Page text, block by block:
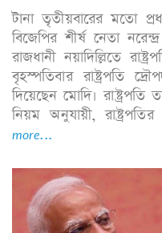
টানা তৃতীয়বারের মতো
বিজেপির শীর্ষ নেতা
রাজধানী নয়াদিল্লিতে
বৃহস্পতিবার রাষ্ট্রপতি
দিয়েছেন মোদি।
নিয়ম অনুযায়ী,
more...